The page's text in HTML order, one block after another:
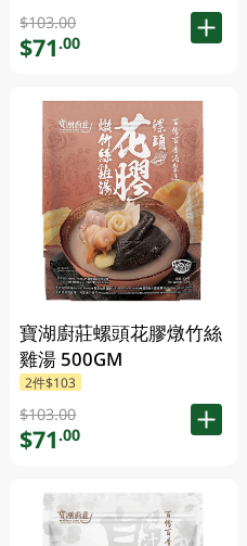
$103.00
$71.00
寶湖廚莊螺頭花膠燉竹絲
雞湯 500GM
2件$103
$103.00
$71.00